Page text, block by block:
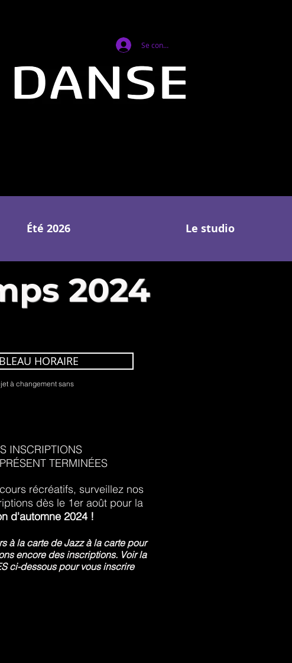
Se connecter
2024
HORAIRE
à changement sans
INSCRIPTIONS
TERMINÉES
récréatifs, surveillez nos
dès le 1er août pour la
d'automne 2024 !
à la carte de Jazz à la cartepour
encore des inscriptions. Voir la
ci-dessous pour vous inscrire
Été 2026 Le studio